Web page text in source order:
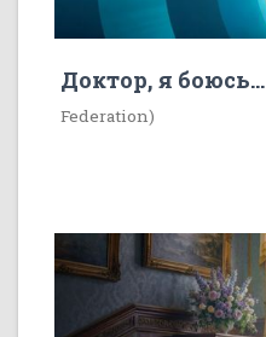
Доктор, я боюсь...
Federation)